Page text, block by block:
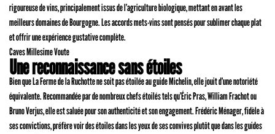
rigoureuse de vins, principalement issus de l’agriculture biologique, mettant en avant les
meilleurs domaines de Bourgogne. Les accords mets-vins sont pensés pour sublimer chaque plat
et offrir une expérience gustative complète.
Caves Millesime Voute
Une reconnaissance sans étoiles
Bien que La Ferme de la Ruchotte ne soit pas étoilée au guide Michelin, elle jouit d’une notoriété
équivalente. Recommandée par de nombreux chefs étoilés tels qu’Éric Pras, William Frachot ou
Bruno Verjus, elle est saluée pour son authenticité et son engagement. Frédéric Ménager, fidèle à
ses convictions, préfère voir des étoiles dans les yeux de ses convives plutôt que dans les guides